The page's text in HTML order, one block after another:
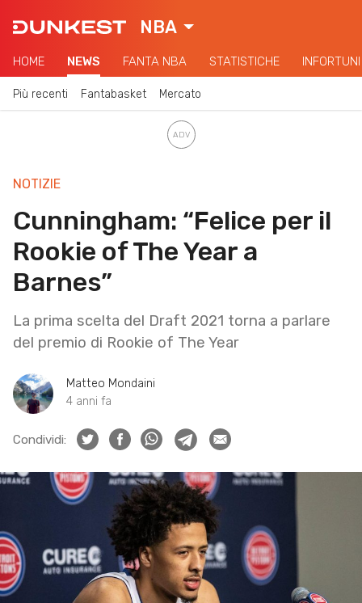
NBA
HOME NEWS FANTA NBA STATISTICHE INFORTUNI
Più recenti Fantabasket Mercato
NOTIZIE
Cunningham: “Felice per il
Rookie of The Year a
Barnes”
La prima scelta del Draft 2021 torna a parlare
del premio di Rookie of The Year
Matteo Mondaini
4 anni fa
Condividi: